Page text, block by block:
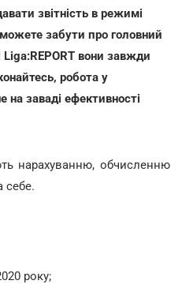
звітність в режимі
забути про головний
Liga:REPORT вони завжди
робота у
на заваді ефективності
нарахуванню, обчисленню
себе.
року;